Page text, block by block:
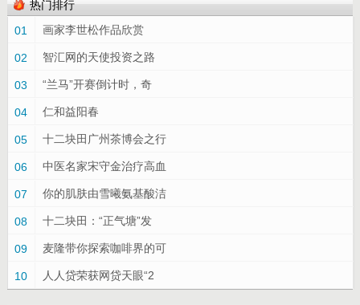
热门排行
01
画家李世松作品欣赏
02 智汇网的天使投资之路
03 “兰马”开赛倒计时，奇
04 仁和益阳春
05 十二块田广州茶博会之行
06 中医名家宋守金治疗高血
07 你的肌肤由雪曦氨基酸洁
08 十二块田：“正气塘”发
09 麦隆带你探索咖啡界的可
10 人人贷荣获网贷天眼“2